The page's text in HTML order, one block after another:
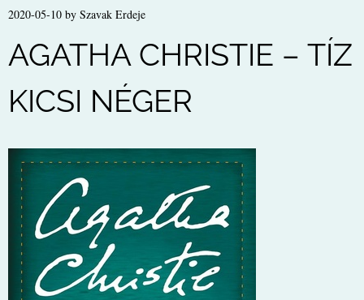
2020-05-10 by Szavak Erdeje
AGATHA CHRISTIE – TÍZ
KICSI NÉGER